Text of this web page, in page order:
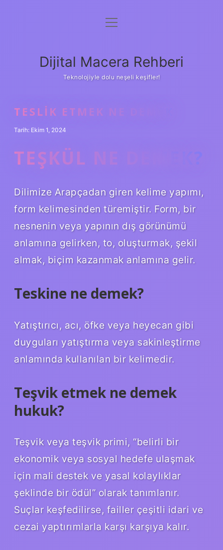
Anasayfa
Yasal Uyarı
menüyü
Dijital Macera Rehberi
Teknolojiyle dolu neşeli keşifler!
TESLIK ETMEK NE DEMEK
Tarih: Ekim 1, 2024
TEŞKÜL NE DEMEK?
Dilimize Arapçadan giren kelime yapımı,
form kelimesinden türemiştir. Form, bir
nesnenin veya yapının dış görünümü
anlamına gelirken, to, oluşturmak, şekil
almak, biçim kazanmak anlamına gelir.
Teskine ne demek?
Yatıştırıcı, acı, öfke veya heyecan gibi
duyguları yatıştırma veya sakinleştirme
anlamında kullanılan bir kelimedir.
Teşvik etmek ne demek
hukuk?
Teşvik veya teşvik primi, “belirli bir
ekonomik veya sosyal hedefe ulaşmak
için mali destek ve yasal kolaylıklar
şeklinde bir ödül” olarak tanımlanır.
Suçlar keşfedilirse, failler çeşitli idari ve
cezai yaptırımlarla karşı karşıya kalır.